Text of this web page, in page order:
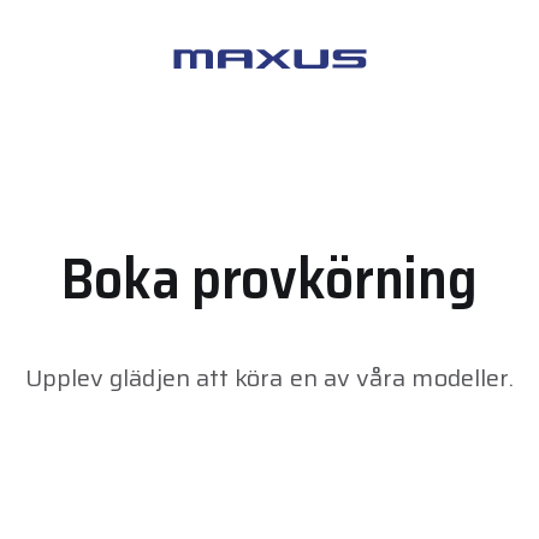
Maxus
Boka provkörning
Upplev glädjen att köra en av våra modeller.